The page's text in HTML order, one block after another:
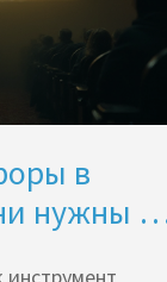
в
нужны и